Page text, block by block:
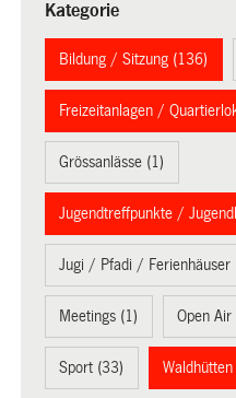
Kategorie
Bildung / Sitzung (136)
Freizeitanlagen /
Grössanlässe (1)
Jugendtreffpunkte /
Jugi / Pfadi / Ferienhäuser
Meetings (1) Open Air
Sport (33)